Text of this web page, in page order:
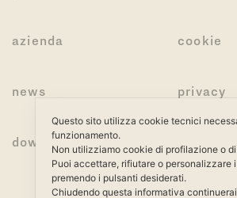
Questo sito utilizza cookie tecnici
funzionamento.
Non utilizziamo cookie di profilazione o
Puoi accettare, rifiutare o personalizzare
premendo i pulsanti desiderati.
Chiudendo questa informativa
azienda cookie
news privacy
download